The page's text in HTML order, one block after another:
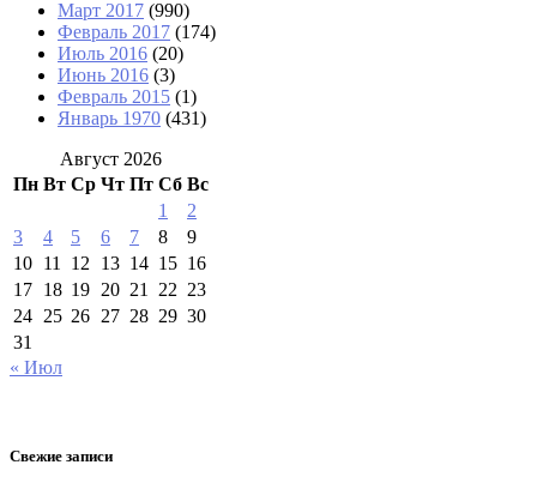
Март 2017 (990)
Февраль 2017 (174)
Июль 2016 (20)
Июнь 2016 (3)
Февраль 2015 (1)
Январь 1970 (431)
Август 2026
Пн Вт Ср Чт Пт Сб Вс
1
2
3
4 5 6 7 8
9
10 11 12 13 14 15 16
17 18 19 20 21 22 23
24 25 26 27 28 29 30
31
« Июл
Свежие записи